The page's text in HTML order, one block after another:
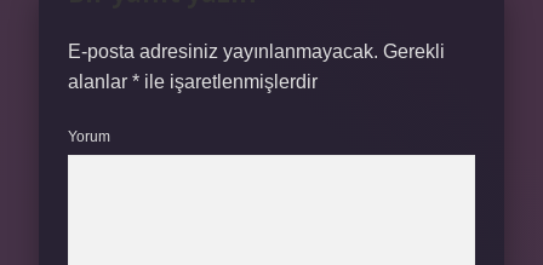
E-posta adresiniz yayınlanmayacak. Gerekli
alanlar * ile işaretlenmişlerdir
Yorum